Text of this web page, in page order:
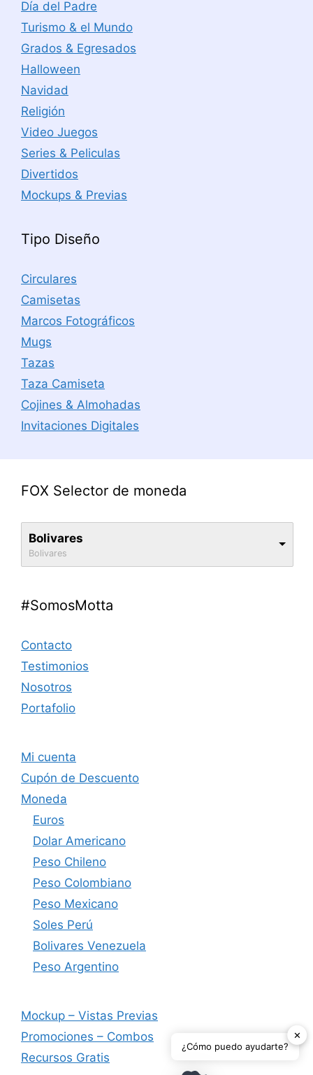
Día del Padre
Turismo & el Mundo
Grados & Egresados
Halloween
Navidad
Religión
Video Juegos
Series & Peliculas
Divertidos
Mockups & Previas
Tipo Diseño
Circulares
Camisetas
Marcos Fotográficos
Mugs
Tazas
Taza Camiseta
Cojines & Almohadas
Invitaciones Digitales
FOX Selector de moneda
Bolivares
Bolivares
#SomosMotta
Contacto
Testimonios
Nosotros
Portafolio
Mi cuenta
Cupón de Descuento
Moneda
Euros
Dolar Americano
Peso Chileno
Peso Colombiano
Peso Mexicano
Soles Perú
Bolivares Venezuela
Peso Argentino
Mockup – Vistas Previas
Promociones – Combos
Recursos Gratis
✕
¿Cómo puedo ayudarte?